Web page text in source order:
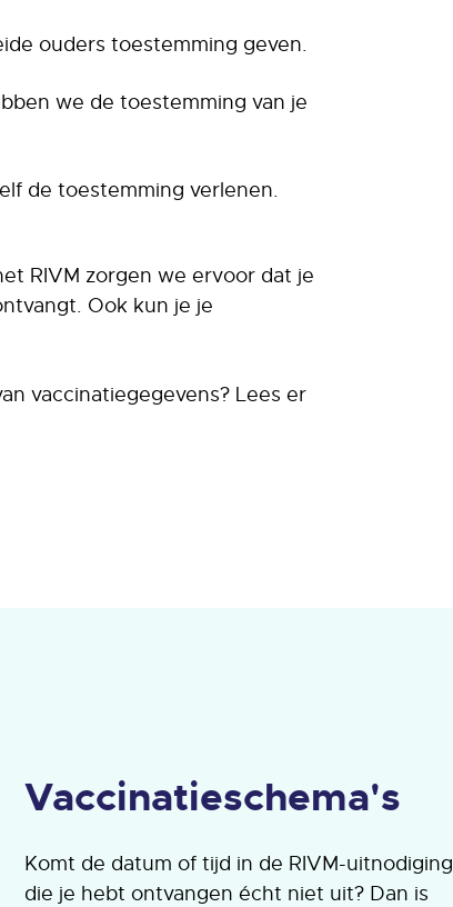
ouders toestemming geven.
we de toestemming van je
de toestemming verlenen.
RIVM zorgen we ervoor dat je
Ook kun je je
vaccinatiegegevens? Lees er
Vaccinatieschema's
Komt de datum of tijd in de RIVM-uitnodiging
die je hebt ontvangen écht niet uit? Dan is